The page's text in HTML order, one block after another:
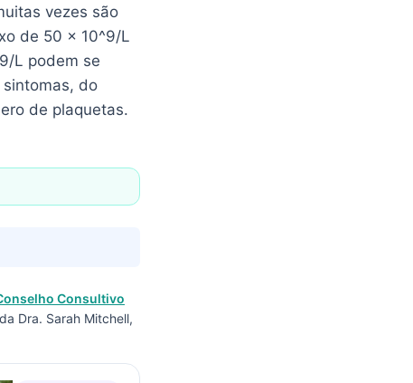
vezes são
de 50 × 10^9/L
L podem se
do
de plaquetas.
Consultivo
Dra. Sarah Mitchell,